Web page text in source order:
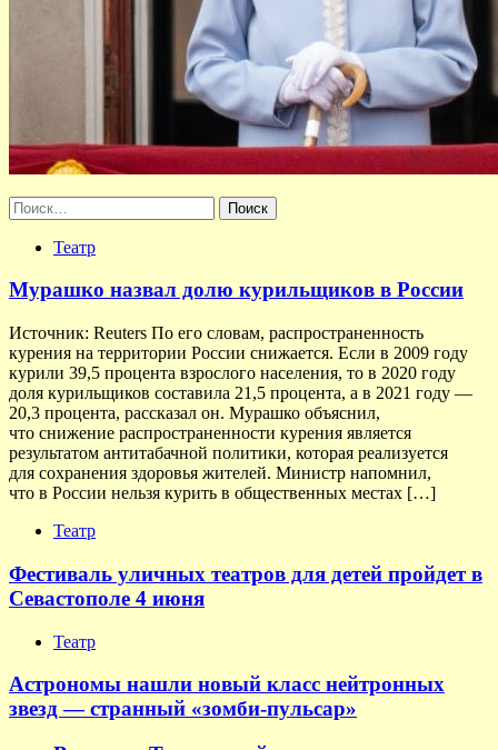
Найти:
Театр
Мурашко назвал долю курильщиков в России
Источник: Reuters По его словам, распространенность
курения на территории России снижается. Если в 2009 году
курили 39,5 процента взрослого населения, то в 2020 году
доля курильщиков составила 21,5 процента, а в 2021 году —
20,3 процента, рассказал он. Мурашко объяснил,
что снижение распространенности курения является
результатом антитабачной политики, которая реализуется
для сохранения здоровья жителей. Министр напомнил,
что в России нельзя курить в общественных местах […]
Театр
Фестиваль уличных театров для детей пройдет в
Севастополе 4 июня
Театр
Астрономы нашли новый класс нейтронных
звезд — странный «зомби-пульсар»